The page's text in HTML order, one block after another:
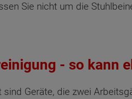
Sie nicht um die
- so kann
Geräte, die zwei